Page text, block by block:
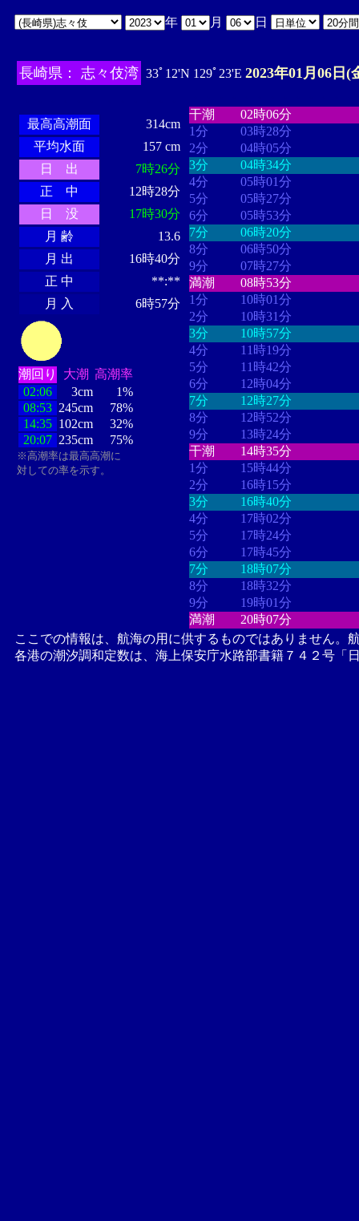
年 月 日
長崎県： 志々伎湾 33ﾟ12'N 129ﾟ23'E 2023年01月06日(
最高高潮面
314cm
平均水面
157 cm
日 出
7時26分
正 中
12時28分
日 没
17時30分
月 齢
13.6
月 出
16時40分
正 中
**:**
月 入
6時57分
潮回り 大潮 高潮率
02:06
3cm
1%
08:53 245cm
78%
14:35 102cm
32%
20:07 235cm 75%
※高潮率は最高高潮に
対しての率を示す。
干潮
02時06分
1分
03時28分
2分
04時05分
3分
04時34分
4分
05時01分
5分
05時27分
6分
05時53分
7分
06時20分
8分
06時50分
9分
07時27分
満潮
08時53分
1分
10時01分
2分
10時31分
3分
10時57分
4分
11時19分
5分
11時42分
6分
12時04分
7分
12時27分
8分
12時52分
9分
13時24分
干潮
14時35分
1分
15時44分
2分
16時15分
3分
16時40分
4分
17時02分
5分
17時24分
6分
17時45分
7分
18時07分
8分
18時32分
9分
19時01分
満潮
20時07分
ここでの情報は、航海の用に供するものではありません。
各港の潮汐調和定数は、海上保安庁水路部書籍７４２号「